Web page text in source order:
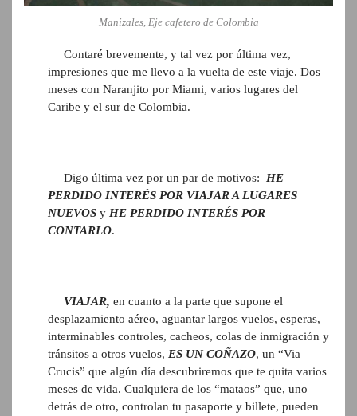
Manizales, Eje cafetero de Colombia
Contaré brevemente, y tal vez por última vez,
impresiones que me llevo a la vuelta de este viaje. Dos
meses con Naranjito por Miami, varios lugares del
Caribe y el sur de Colombia.
Digo última vez por un par de motivos: HE
PERDIDO INTERÉS POR VIAJAR A LUGARES
NUEVOS y HE PERDIDO INTERÉS POR
CONTARLO.
VIAJAR, en cuanto a la parte que supone el
desplazamiento aéreo, aguantar largos vuelos, esperas,
interminables controles, cacheos, colas de inmigración y
tránsitos a otros vuelos, ES UN COÑAZO, un “Via
Crucis” que algún día descubriremos que te quita varios
meses de vida. Cualquiera de los “mataos” que, uno
detrás de otro, controlan tu pasaporte y billete, pueden